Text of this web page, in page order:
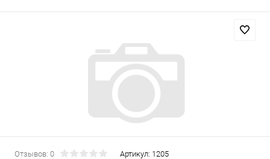
Отзывов: 0 Артикул: 1205